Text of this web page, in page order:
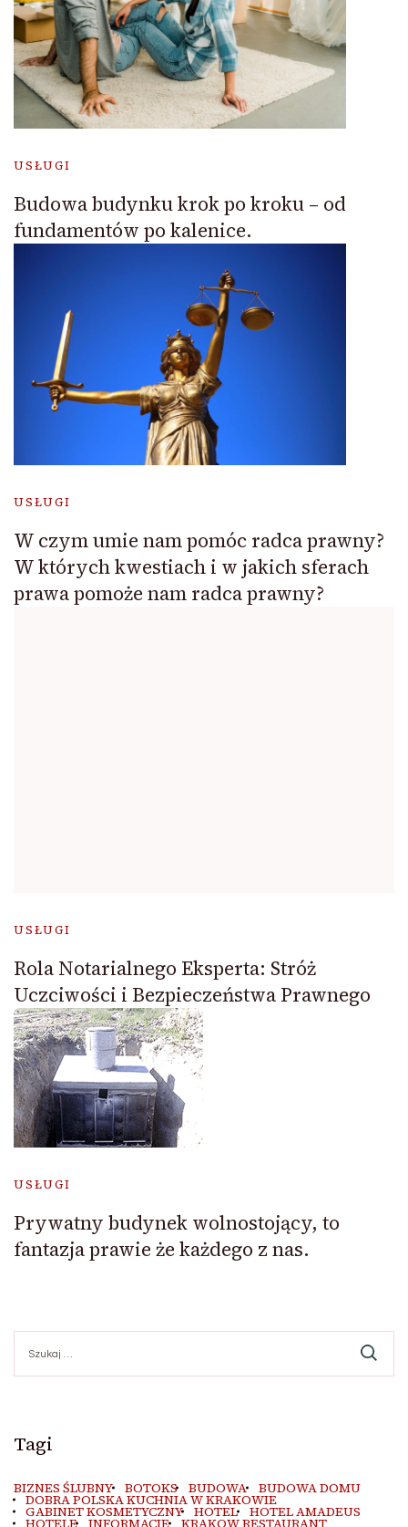
USŁUGI
Budowa budynku krok po kroku – od
fundamentów po kalenice.
USŁUGI
W czym umie nam pomóc radca prawny?
W których kwestiach i w jakich sferach
prawa pomoże nam radca prawny?
USŁUGI
Rola Notarialnego Eksperta: Stróż
Uczciwości i Bezpieczeństwa Prawnego
USŁUGI
Prywatny budynek wolnostojący, to
fantazja prawie że każdego z nas.
Tagi
BIZNES ŚLUBNY BOTOKS BUDOWA BUDOWA DOMU
DOBRA POLSKA KUCHNIA W KRAKOWIE
GABINET KOSMETYCZNY HOTEL HOTEL AMADEUS